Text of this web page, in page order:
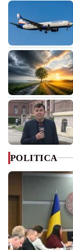
POLITICA